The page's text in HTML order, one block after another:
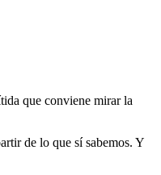
que conviene mirar la
de lo que sí sabemos. Y